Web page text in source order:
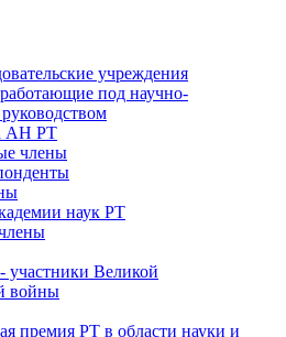
учреждения
под научно-
АН РТ
члены
наук РТ
Великой
войны
премия РТ в области науки и